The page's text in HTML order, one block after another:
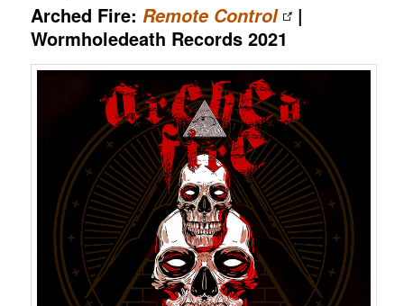
Arched Fire: Remote Control
|
Wormholedeath Records 2021